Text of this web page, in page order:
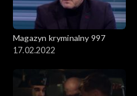
Magazyn kryminalny 997
17.02.2022